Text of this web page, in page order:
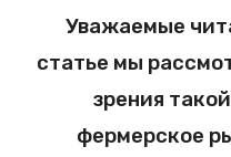
Уважаемые
статье мы
зрения
фермерское